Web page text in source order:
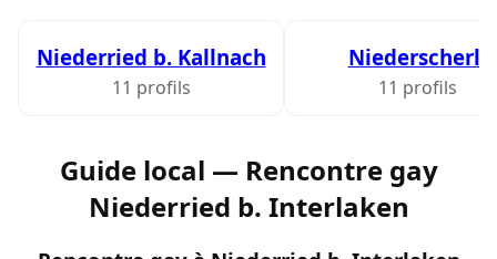
Niederried b. Kallnach
11 profils
Niederscherli
11 profils
Guide local — Rencontre gay
Niederried b. Interlaken